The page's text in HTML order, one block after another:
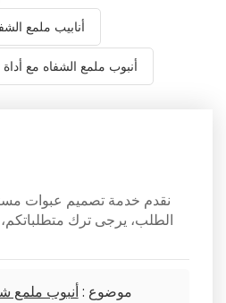
أنابيب ملمع
أنبوب ملمع الشفاه مع
نقدم خدمة تصميم عبوات
الطلب، يرجى ترك
موضوع :أنبوب ملمع